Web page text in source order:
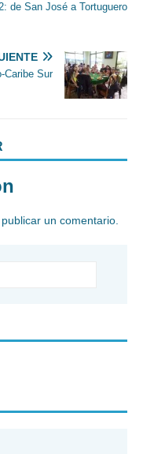
de San José a Tortuguero
Caribe Sur
un comentario.